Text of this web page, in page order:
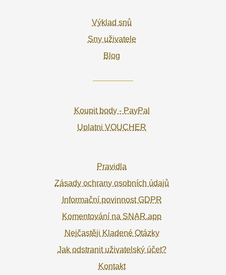
Výklad snů
Sny uživatele
Blog
Koupit body - PayPal
Uplatni VOUCHER
Pravidla
Zásady ochrany osobních údajů
Informační povinnost GDPR
Komentování na SNAR.app
Nejčastěji Kladené Otázky
Jak odstranit uživatelský účet?
Kontakt